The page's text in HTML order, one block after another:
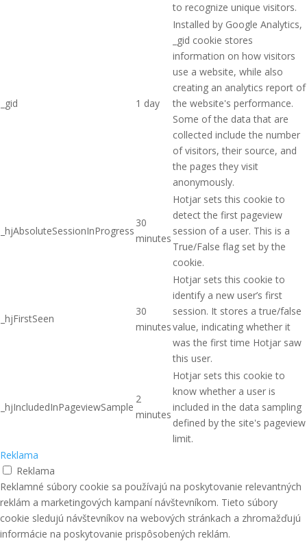
to recognize unique visitors.
_gid 1 day
Installed by Google Analytics,
_gid cookie stores
information on how visitors
use a website, while also
creating an analytics report of
the website's performance.
Some of the data that are
collected include the number
of visitors, their source, and
the pages they visit
anonymously.
_hjAbsoluteSessionInProgress
30
minutes
Hotjar sets this cookie to
detect the first pageview
session of a user. This is a
True/False flag set by the
cookie.
_hjFirstSeen
30
minutes
Hotjar sets this cookie to
identify a new user’s first
session. It stores a true/false
value, indicating whether it
was the first time Hotjar saw
this user.
_hjIncludedInPageviewSample
2
minutes
Hotjar sets this cookie to
know whether a user is
included in the data sampling
defined by the site's pageview
limit.
Reklama
Reklama
Reklamné súbory cookie sa používajú na poskytovanie relevantných
reklám a marketingových kampaní návštevníkom. Tieto súbory
cookie sledujú návštevníkov na webových stránkach a zhromažďujú
informácie na poskytovanie prispôsobených reklám.